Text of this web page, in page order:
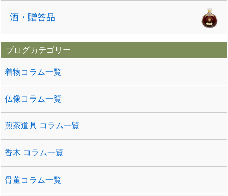
酒・贈答品
ブログカテゴリー
着物コラム一覧
仏像コラム一覧
煎茶道具 コラム一覧
香木 コラム一覧
骨董コラム一覧